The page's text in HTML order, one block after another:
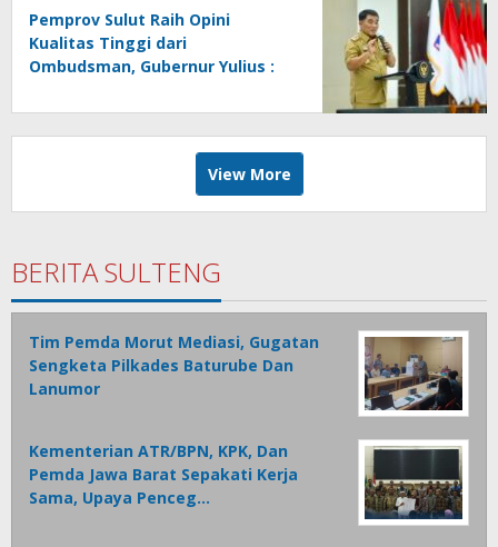
Pemprov Sulut Raih Opini
Kualitas Tinggi dari
Ombudsman, Gubernur Yulius :
Tolak Ukur Pemerintah
View More
BERITA SULTENG
Tim Pemda Morut Mediasi, Gugatan
Sengketa Pilkades Baturube Dan
Lanumor
Kementerian ATR/BPN, KPK, Dan
Pemda Jawa Barat Sepakati Kerja
Sama, Upaya Penceg…